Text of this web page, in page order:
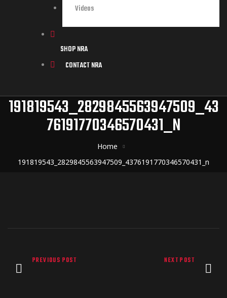
Videos
SHOP NRA
CONTACT NRA
191819543_2829845563947509_43
76191770346570431_N
Home
191819543_2829845563947509_4376191770346570431_n
PREVIOUS POST NEXT POST